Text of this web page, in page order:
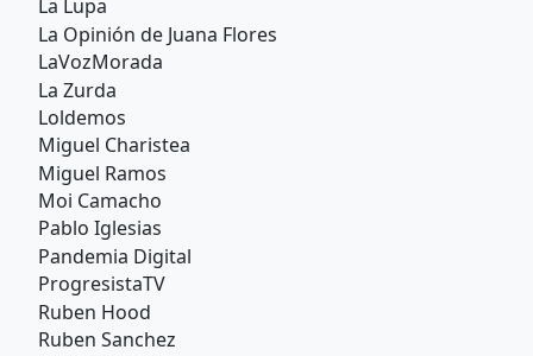
La Lupa
La Opinión de Juana Flores
LaVozMorada
La Zurda
Loldemos
Miguel Charistea
Miguel Ramos
Moi Camacho
Pablo Iglesias
Pandemia Digital
ProgresistaTV
Ruben Hood
Ruben Sanchez